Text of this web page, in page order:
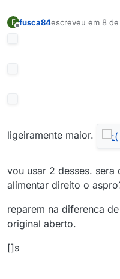
F fusca84escreveu em 8 de
última edição por
ligeiramente maior.
vou usar 2 desses. sera
alimentar direito o
reparem na diferenca
original aberto.
[]s